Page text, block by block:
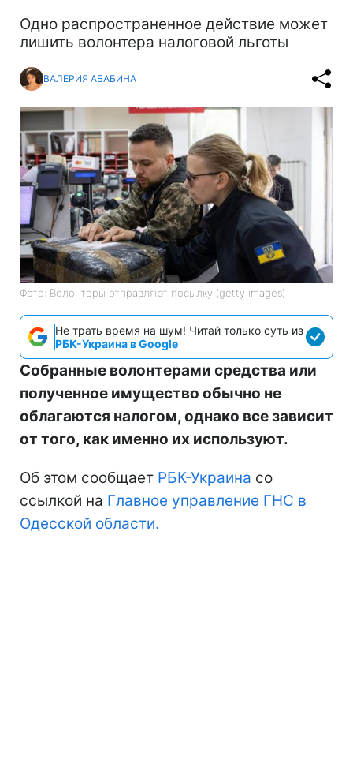
Одно распространенное действие может
лишить волонтера налоговой льготы
ВАЛЕРИЯ АБАБИНА
Фото: Волонтеры отправляют посылку (getty images)
Не трать время на шум! Читай только суть из
РБК-Украина в Google
Собранные волонтерами средства или
полученное имущество обычно не
облагаются налогом, однако все зависит
от того, как именно их используют.
Об этом сообщает РБК-Украина со
ссылкой на Главное управление ГНС в
Одесской области.